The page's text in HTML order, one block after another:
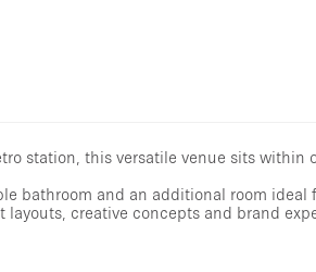
station, this versatile venue sits within
bathroom and an additional room ideal
creative concepts and brand